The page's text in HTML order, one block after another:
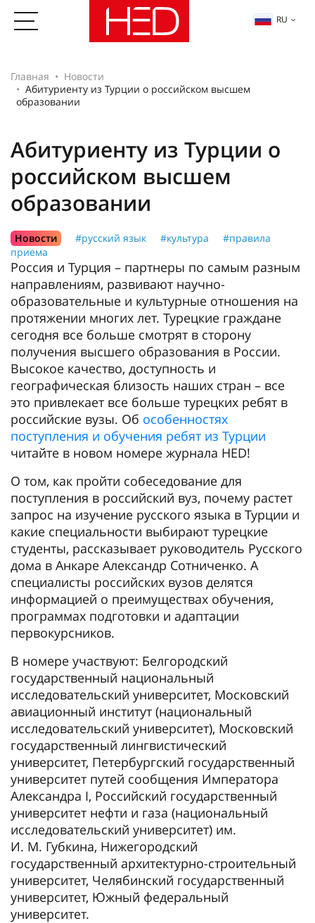
RU
Главная
Новости
Абитуриенту из Турции о российском высшем
образовании
Абитуриенту из Турции о
российском высшем
образовании
Новости #русский язык #культура
#правила
приема
Россия и Турция – партнеры по самым разным
направлениям, развивают научно-
образовательные и культурные отношения на
протяжении многих лет. Турецкие граждане
сегодня все больше смотрят в сторону
получения высшего образования в России.
Высокое качество, доступность и
географическая близость наших стран – все
это привлекает все больше турецких ребят в
российские вузы. Об особенностях
поступления и обучения ребят из Турции
читайте в новом номере журнала HED!
О том, как пройти собеседование для
поступления в российский вуз, почему растет
запрос на изучение русского языка в Турции и
какие специальности выбирают турецкие
студенты, рассказывает руководитель Русского
дома в Анкаре Александр Сотниченко. А
специалисты российских вузов делятся
информацией о преимуществах обучения,
программах подготовки и адаптации
первокурсников.
В номере участвуют: Белгородский
государственный национальный
исследовательский университет, Московский
авиационный институт (национальный
исследовательский университет), Московский
государственный лингвистический
университет, Петербургский государственный
университет путей сообщения Императора
Александра I, Российский государственный
университет нефти и газа (национальный
исследовательский университет) им.
И. М. Губкина, Нижегородский
государственный архитектурно-строительный
университет, Челябинский государственный
университет, Южный федеральный
университет.